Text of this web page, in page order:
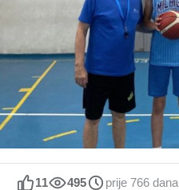
11 495 prije 766 dana